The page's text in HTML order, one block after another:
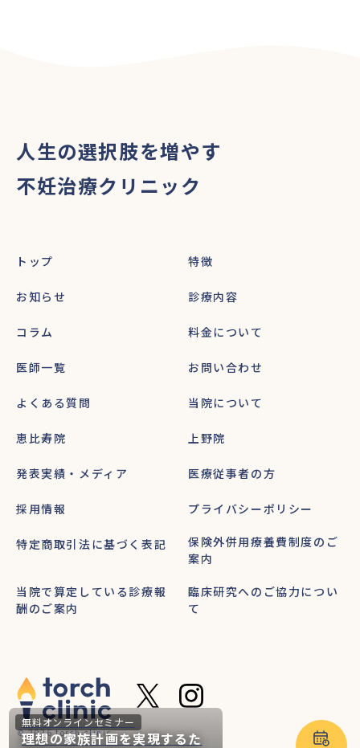
無料オンラインセミナー
理想の家族計画を実現するた
人生の選択肢を増やす
不妊治療クリニック
トップ 特徴
お知らせ 診療内容
コラム 料金について
医師一覧 お問い合わせ
よくある質問 当院について
恵比寿院 上野院
発表実績・メディア 医療従事者の方
採用情報 プライバシーポリシー
特定商取引法に基づく表記
保険外併用療養費制度のご
案内
当院で算定している診療報
酬のご案内
臨床研究へのご協力につい
て
© 2026 torch clinic